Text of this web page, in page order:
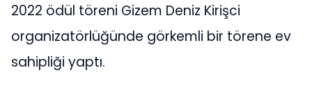
2022 ödül töreni Gizem Deniz Kirişci
organizatörlüğünde görkemli bir törene ev
sahipliği yaptı.